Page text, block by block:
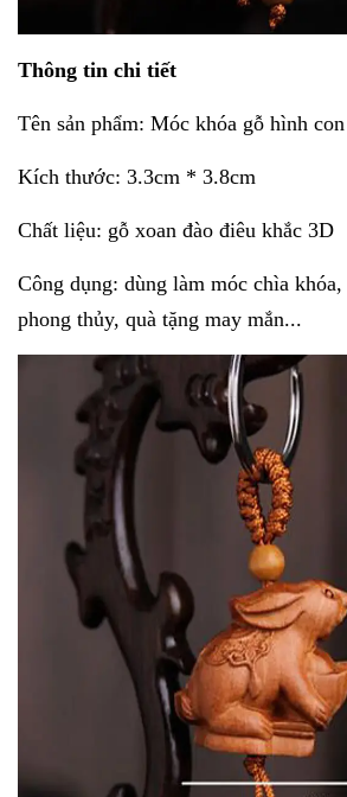
Thông tin chi tiết
Tên sản phẩm: Móc khóa gỗ hình
Kích thước: 3.3cm * 3.8cm
Chất liệu: gỗ xoan đào điêu khắc 3D
Công dụng: dùng làm móc chìa
phong thủy, quà tặng may mắn...